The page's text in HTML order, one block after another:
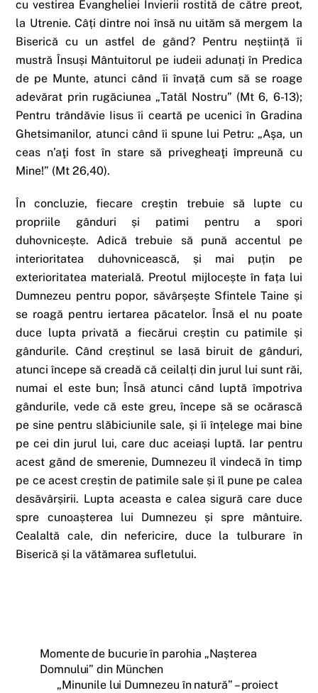
cu vestirea Evangheliei Învierii rostită de către preot,
la Utrenie. Câți dintre noi însă nu uităm să mergem la
Biserică cu un astfel de gând? Pentru neștiință îi
mustră Însuși Mântuitorul pe iudeii adunați în Predica
de pe Munte, atunci când îi învață cum să se roage
adevărat prin rugăciunea „Tatăl Nostru” (Mt 6, 6-13);
Pentru trândăvie Iisus îi ceartă pe ucenici în Gradina
Ghetsimanilor, atunci când îi spune lui Petru: „Aşa, un
ceas n’aţi fost în stare să privegheaţi împreună cu
Mine!” (Mt 26,40).
În concluzie, fiecare creștin trebuie să lupte cu
propriile gânduri și patimi pentru a spori
duhovnicește. Adică trebuie să pună accentul pe
interioritatea duhovnicească, și mai puțin pe
exterioritatea materială. Preotul mijlocește în fața lui
Dumnezeu pentru popor, săvârșește Sfintele Taine și
se roagă pentru iertarea păcatelor. Însă el nu poate
duce lupta privată a fiecărui creștin cu patimile și
gândurile. Când creștinul se lasă biruit de gânduri,
atunci începe să creadă că ceilalți din jurul lui sunt răi,
numai el este bun; Însă atunci când luptă împotriva
gândurile, vede că este greu, începe să se ocărască
pe sine pentru slăbiciunile sale, și îi înțelege mai bine
pe cei din jurul lui, care duc aceiași luptă. Iar pentru
acest gând de smerenie, Dumnezeu îl vindecă în timp
pe ce acest creștin de patimile sale și îl pune pe calea
desăvârșirii. Lupta aceasta e calea sigură care duce
spre cunoașterea lui Dumnezeu și spre mântuire.
Cealaltă cale, din nefericire, duce la tulburare în
Biserică și la vătămarea sufletului.
Momente de bucurie în parohia „Nașterea
Domnului” din München
„Minunile lui Dumnezeu în natură” – proiect